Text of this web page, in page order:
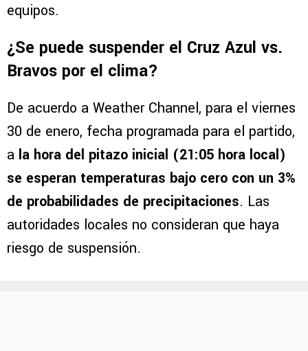
equipos.
¿Se puede suspender el Cruz Azul vs.
Bravos por el clima?
De acuerdo a Weather Channel, para el viernes
30 de enero, fecha programada para el partido,
a la hora del pitazo inicial (21:05 hora local)
se esperan temperaturas bajo cero con un 3%
de probabilidades de precipitaciones. Las
autoridades locales no consideran que haya
riesgo de suspensión.